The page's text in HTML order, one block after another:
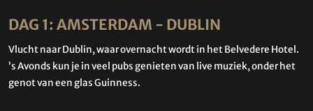
DAG 1: AMSTERDAM - DUBLIN
Vlucht naar Dublin, waar overnacht wordt in het Belvedere Hotel.
’s Avonds kun je in veel pubs genieten van live muziek, onder het
genot van een glas Guinness.